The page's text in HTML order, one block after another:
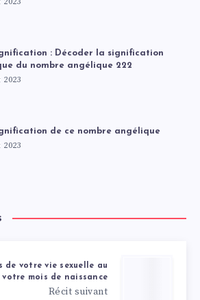
: Décoder la signification
du nombre angélique 222
2023
de ce nombre angélique
2023
de votre vie sexuelle au
votre mois de naissance
Récit suivant